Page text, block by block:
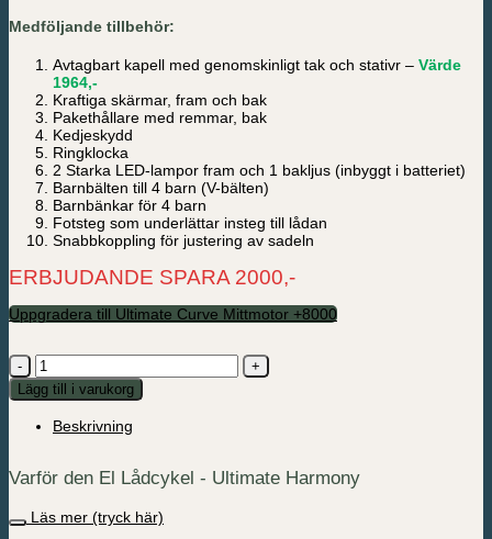
Medföljande tillbehör:
Avtagbart kapell med genomskinligt tak och stativr – Värde
1964,-
Kraftiga skärmar, fram och bak
Pakethållare med remmar, bak
Kedjeskydd
Ringklocka
2 Starka LED-lampor fram och 1 bakljus (inbyggt i batteriet)
Barnbälten till 4 barn (V-bälten)
Barnbänkar för 4 barn
Fotsteg som underlättar insteg till lådan
Snabbkoppling för justering av sadeln
ERBJUDANDE SPARA 2000,-
Uppgradera till Ultimate Curve Mittmotor +8000
El
Lådcykel
-
Harmony
Lägg till i varukorg
Beskrivning
Varför den El Lådcykel - Ultimate Harmony
Läs mer (tryck här)